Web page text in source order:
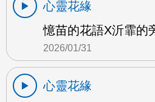
心靈花緣
憶苗的花語X沂霏的
2026/01/31
心靈花緣